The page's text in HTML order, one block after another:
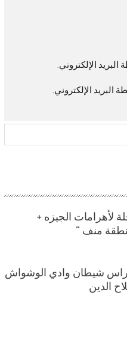
الإلكتروني.
البريد الإلكتروني.
لأهرامات الجيزه +
منف “
راس شيطان وادي الوشواش
الدين